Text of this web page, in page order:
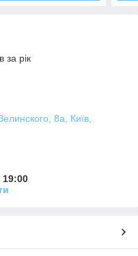
за рік
8а, Київ,
19:00